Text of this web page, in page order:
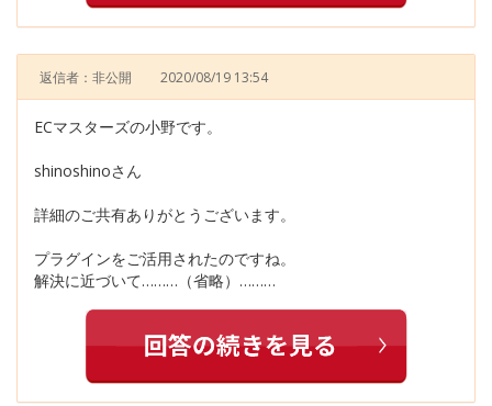
返信者：非公開 2020/08/19 13:54
ECマスターズの小野です。
shinoshinoさん
詳細のご共有ありがとうございます。
プラグインをご活用されたのですね。
解決に近づいて………（省略）………